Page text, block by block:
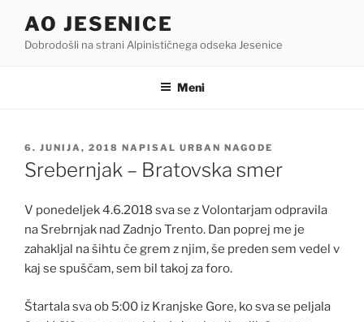
vsebino
AO JESENICE
Dobrodošli na strani Alpinističnega odseka Jesenice
Meni
OBJAVLJENO
DNE
6. JUNIJA, 2018 NAPISAL URBAN NAGODE
Srebernjak – Bratovska smer
V ponedeljek 4.6.2018 sva se z Volontarjam odpravila
na Srebrnjak nad Zadnjo Trento. Dan poprej me je
zahakljal na šihtu če grem z njim, še preden sem vedel v
kaj se spuščam, sem bil takoj za foro.
Štartala sva ob 5:00 iz Kranjske Gore, ko sva se peljala